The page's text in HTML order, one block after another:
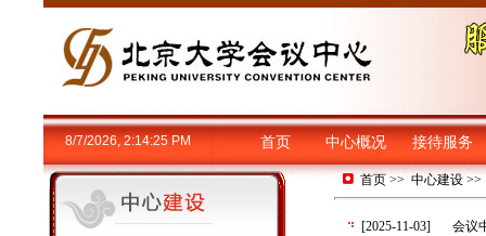
8/7/2026, 2:14:25 PM 首页 中心概况 接待服务
首页>> 中心建设
[2025-11-03]
会议